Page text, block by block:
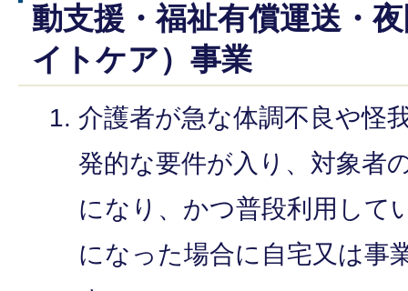
動支援・福祉有償運送・
イトケア）事業
介護者が急な体調不良や怪
発的な要件が入り、対象者
になり、かつ普段利用して
になった場合に自宅又は事